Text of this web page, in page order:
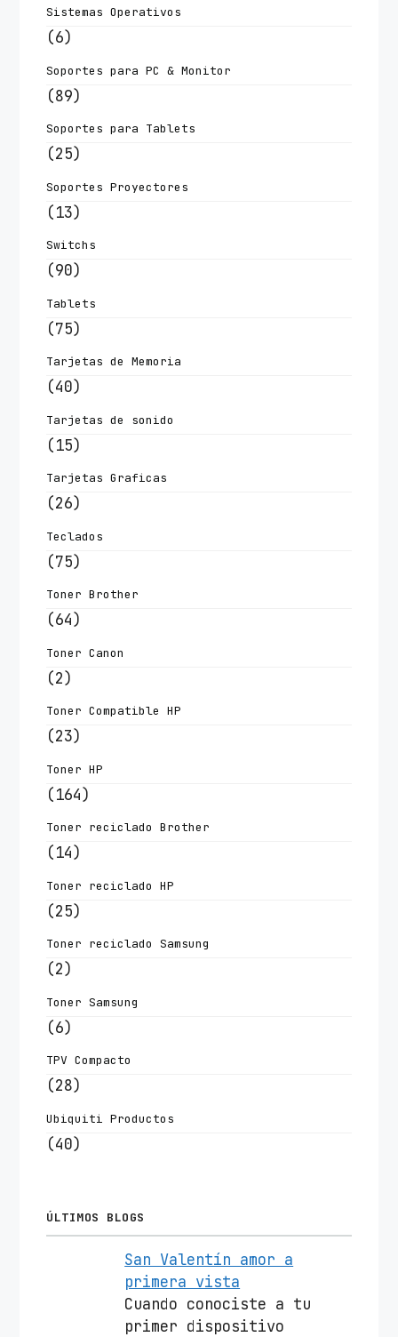
Sistemas Operativos
(6)
Soportes para PC & Monitor
(89)
Soportes para Tablets
(25)
Soportes Proyectores
(13)
Switchs
(90)
Tablets
(75)
Tarjetas de Memoria
(40)
Tarjetas de sonido
(15)
Tarjetas Graficas
(26)
Teclados
(75)
Toner Brother
(64)
Toner Canon
(2)
Toner Compatible HP
(23)
Toner HP
(164)
Toner reciclado Brother
(14)
Toner reciclado HP
(25)
Toner reciclado Samsung
(2)
Toner Samsung
(6)
TPV Compacto
(28)
Ubiquiti Productos
(40)
ÚLTIMOS BLOGS
San Valentín amor a
primera vista
Cuando conociste a tu
primer dispositivo